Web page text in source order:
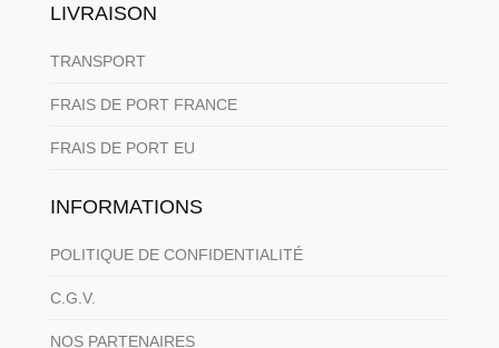
LIVRAISON
TRANSPORT
FRAIS DE PORT FRANCE
FRAIS DE PORT EU
INFORMATIONS
POLITIQUE DE CONFIDENTIALITÉ
C.G.V.
NOS PARTENAIRES